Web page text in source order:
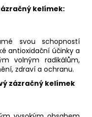
kelímek:
svou schopností
antioxidační účinky a
volným radikálům,
zdraví a ochranu.
zázračný kelímek